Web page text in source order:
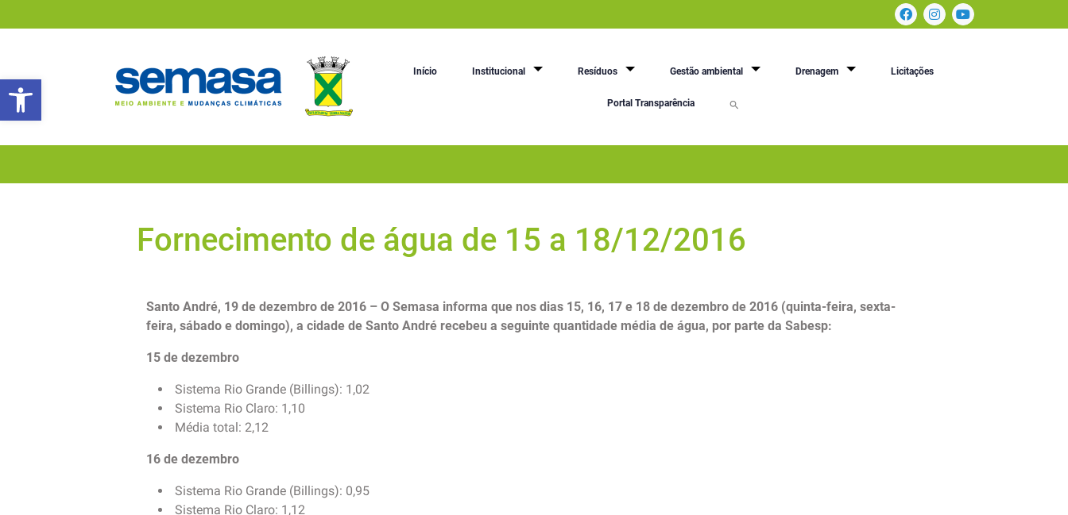
Abrir a barra de ferramentas
Início Institucional Resíduos Gestão ambiental Drenagem Licitações
Portal Transparência
Fornecimento de água de 15 a 18/12/2016
Santo André, 19 de dezembro de 2016 – O Semasa informa que nos dias 15, 16, 17 e 18 de dezembro de 2016 (quinta-feira, sexta-
feira, sábado e domingo), a cidade de Santo André recebeu a seguinte quantidade média de água, por parte da Sabesp:
15 de dezembro
Sistema Rio Grande (Billings): 1,02
Sistema Rio Claro: 1,10
Média total: 2,12
16 de dezembro
Sistema Rio Grande (Billings): 0,95
Sistema Rio Claro: 1,12